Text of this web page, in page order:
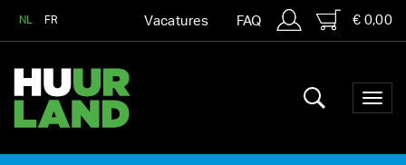
NL FR Vacatures FAQ € 0,00